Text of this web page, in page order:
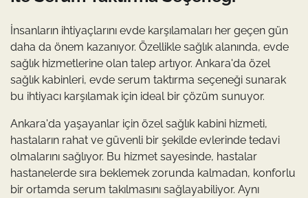
İnsanların ihtiyaçlarını evde karşılamaları her geçen gün
daha da önem kazanıyor. Özellikle sağlık alanında, evde
sağlık hizmetlerine olan talep artıyor. Ankara'da özel
sağlık kabinleri, evde serum taktırma seçeneği sunarak
bu ihtiyacı karşılamak için ideal bir çözüm sunuyor.
Ankara'da yaşayanlar için özel sağlık kabini hizmeti,
hastaların rahat ve güvenli bir şekilde evlerinde tedavi
olmalarını sağlıyor. Bu hizmet sayesinde, hastalar
hastanelerde sıra beklemek zorunda kalmadan, konforlu
bir ortamda serum takılmasını sağlayabiliyor. Aynı